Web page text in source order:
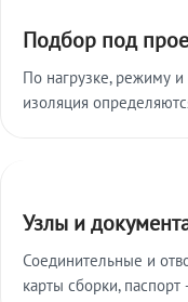
Подбор под
По нагрузке, режиму
изоляция
Узлы и
Соединительные и
карты сборки, паспорт